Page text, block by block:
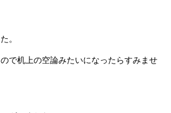
。
で机上の空論みたいになったらすみませ